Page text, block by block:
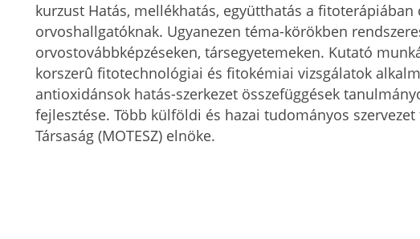
kurzust Hatás, mellékhatás, együtthatás a fitoterápiában
orvoshallgatóknak. Ugyanezen téma-körökben
orvostovábbképzéseken, társegyetemeken. Kutató
korszerû fitotechnológiai és fitokémiai vizsgálatok
antioxidánsok hatás-szerkezet összefüggések
fejlesztése. Több külföldi és hazai tudományos
Társaság (MOTESZ) elnöke.